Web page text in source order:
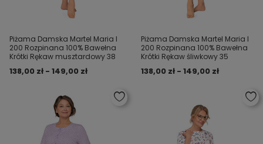
Piżama Damska Martel Maria I
200 Rozpinana 100% Bawełna
Krótki Rękaw musztardowy 38
138,00 zł - 149,00 zł
Piżama Damska Martel Maria I
200 Rozpinana 100% Bawełna
Krótki Rękaw śliwkowy 35
138,00 zł - 149,00 zł